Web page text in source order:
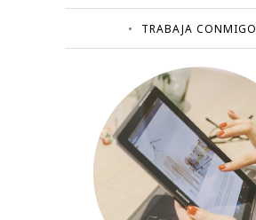
TRABAJA CONMIGO